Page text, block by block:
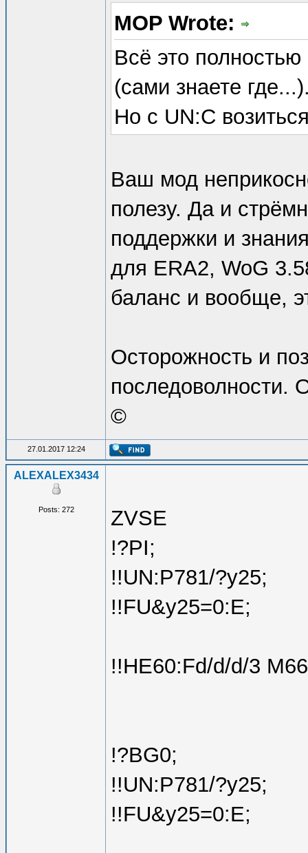
MOP Wrote:
Всё это
(сами знаете
Но с UN:C
Ваш мод
полезу. Да и
поддержки и
для ERA2, WoG
баланс и вообще,
Осторожность и
последоволности.
©
27.01.2017 12:24
ALEXALEX3434
Posts: 272
ZVSE
!?PI;
!!UN:P781/?y25;
!!FU&y25=0:E;
!!HE60:Fd/d/d/3
!?BG0;
!!UN:P781/?y25;
!!FU&y25=0:E;